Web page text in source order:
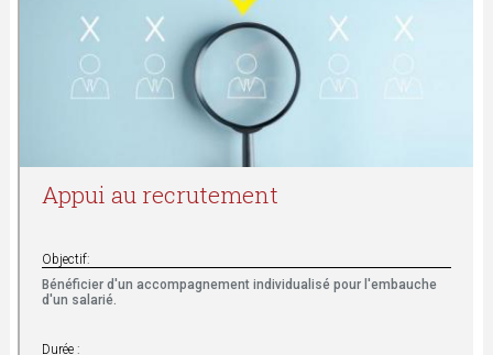
Appui au recrutement
Objectif:
Bénéficier d'un accompagnement individualisé pour l'embauche
d'un salarié.
Durée :